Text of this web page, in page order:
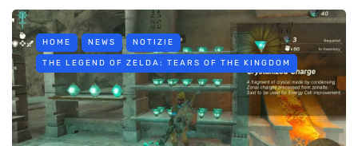
HOME NEWS NOTIZIE
THE LEGEND OF ZELDA: TEARS OF THE KINGDOM